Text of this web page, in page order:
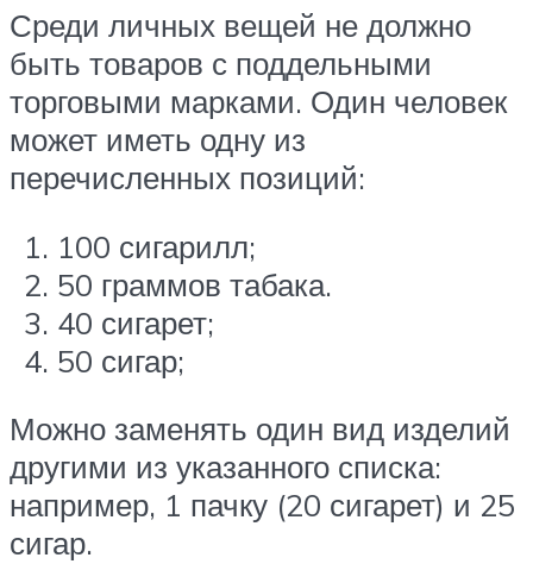
Среди личных вещей не должно
быть товаров с поддельными
торговыми марками. Один человек
может иметь одну из
перечисленных позиций:
100 сигарилл;
50 граммов табака.
40 сигарет;
50 сигар;
Можно заменять один вид изделий
другими из указанного списка:
например, 1 пачку (20 сигарет) и 25
сигар.